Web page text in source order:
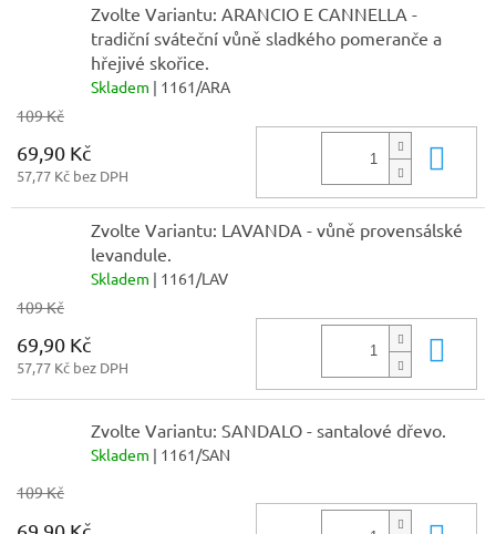
Zvolte Variantu: ARANCIO E CANNELLA -
tradiční sváteční vůně sladkého pomeranče a
hřejivé skořice.
Skladem | 1161/ARA
109 Kč
69,90 Kč
57,77 Kč bez DPH
Zvolte Variantu: LAVANDA - vůně provensálské
levandule.
Skladem | 1161/LAV
109 Kč
69,90 Kč
57,77 Kč bez DPH
Zvolte Variantu: SANDALO - santalové dřevo.
Skladem | 1161/SAN
109 Kč